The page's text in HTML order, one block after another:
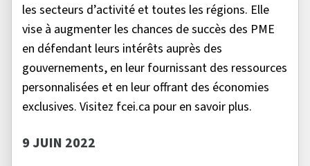
les secteurs d’activité et toutes les régions. Elle
vise à augmenter les chances de succès des PME
en défendant leurs intérêts auprès des
gouvernements, en leur fournissant des ressources
personnalisées et en leur offrant des économies
exclusives. Visitez fcei.ca pour en savoir plus.
9 JUIN 2022